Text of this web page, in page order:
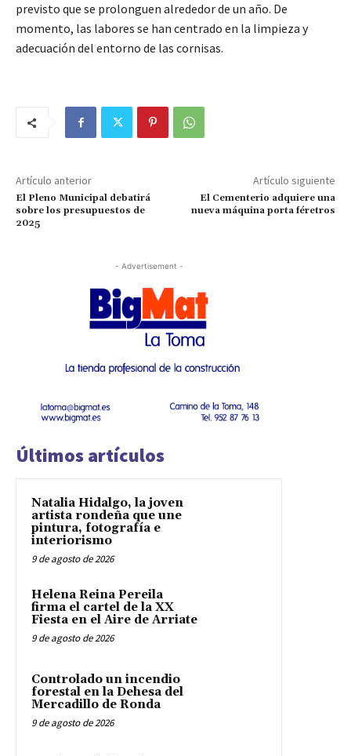
previsto que se prolonguen alrededor de un año. De
momento, las labores se han centrado en la limpieza y
adecuación del entorno de las cornisas.
Artículo anterior
El Pleno Municipal debatirá
sobre los presupuestos de
2025
Artículo siguiente
El Cementerio adquiere una
nueva máquina porta féretros
- Advertisement -
Últimos artículos
Natalia Hidalgo, la joven
artista rondeña que une
pintura, fotografía e
interiorismo
9 de agosto de 2026
Helena Reina Pereila
firma el cartel de la XX
Fiesta en el Aire de Arriate
9 de agosto de 2026
Controlado un incendio
forestal en la Dehesa del
Mercadillo de Ronda
9 de agosto de 2026